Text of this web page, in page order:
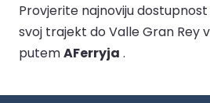
Provjerite najnoviju
svoj trajekt do Valle Gran Rey
putemAFerryja .